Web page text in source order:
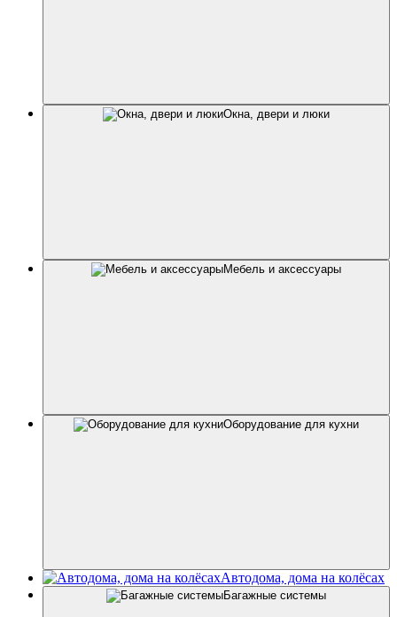
Окна, двери и люки
Мебель и аксессуары
Оборудование для кухни
Автодома, дома на колёсах
Багажные системы